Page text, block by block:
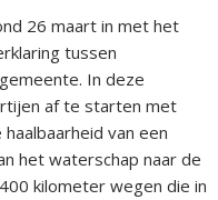
26 maart in met het
tussen
In deze
af te starten met
van een
het waterschap naar de
kilometer wegen die in